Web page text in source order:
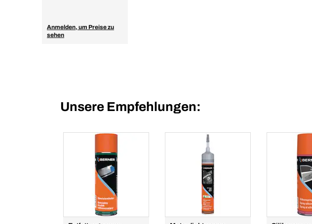
Anmelden, um Preise zu
sehen
Unsere Empfehlungen: